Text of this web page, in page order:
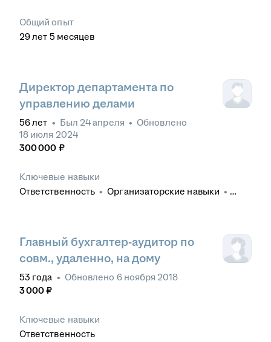
Общий опыт
29лет 5 месяцев
Директор департамента по
управлению делами
56лет • Был 24 апреля • Обновлено
18 июля 2024
300 000 ₽
Ключевые навыки
Ответственность • Организаторские навыки •
навыки • Административная поддержка
руководителя
Заключение договоров
Организация деловых поездок
персонала • Мотивация персонала
Аналитическое мышление
подрядных организаций
решения
Главный бухгалтер-аудитор по
совм., удаленно, на дому
53 года • Обновлено 6 ноября 2018
3 000 ₽
Ключевые навыки
Ответственность